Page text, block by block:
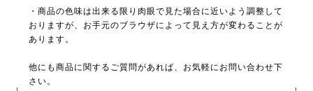
・商品の色味は出来る限り肉眼で見た場合に近いよう調整して
おりますが、お手元のブラウザによって見え方が変わることが
あります。
他にも商品に関するご質問があれば、お気軽にお問い合わせ下
さい。